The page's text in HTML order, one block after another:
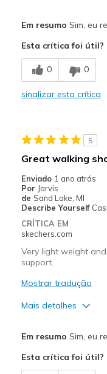
Breathe Well
Comfortable
View On Shoes
Em resumo Sim, eu
Esta crítica foi útil?
0 0
sinalizar esta crítica
5
Great walking
Enviado 1 ano atrás
Por Jarvis
de Sand Lake, MI
Describe Yourself
CRÍTICA EM
skechers.com
Very light weight
support.
Mostrar tradução
Mais detalhes
Breathe Well
Em resumo Sim, eu
Esta crítica foi útil?